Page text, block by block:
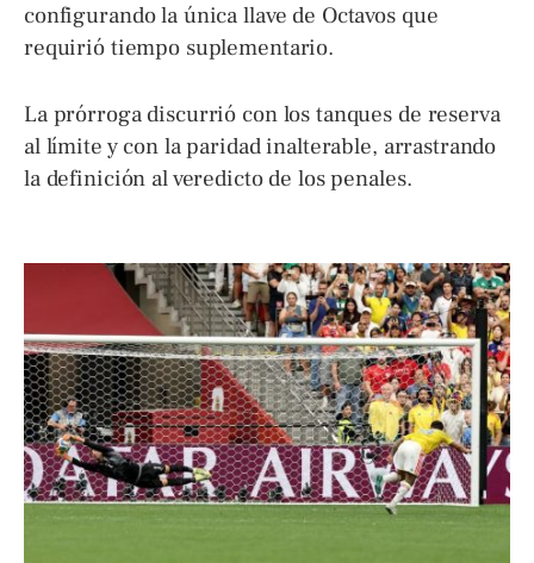
configurando la única llave de Octavos que
requirió tiempo suplementario.
La prórroga discurrió con los tanques de reserva
al límite y con la paridad inalterable, arrastrando
la definición al veredicto de los penales.